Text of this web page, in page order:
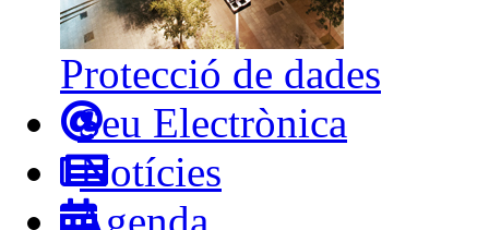
Protecció de dades
Seu Electrònica
Notícies
Agenda